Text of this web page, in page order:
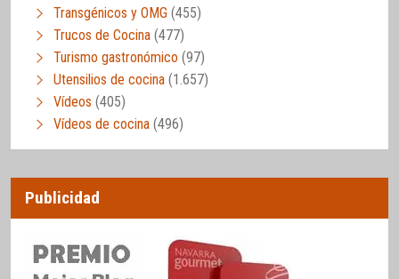
Transgénicos y OMG (455)
Trucos de Cocina (477)
Turismo gastronómico (97)
Utensilios de cocina (1.657)
Vídeos (405)
Vídeos de cocina (496)
Publicidad